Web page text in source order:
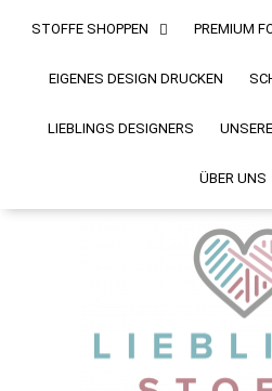
STOFFE SHOPPEN PREMIUM
EIGENES DESIGN DRUCKEN
LIEBLINGS DESIGNERS
ÜBER UNS